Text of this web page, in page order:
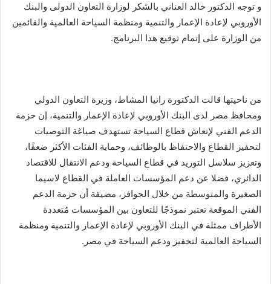
و توجه الدكتور خالد العناني بالشكر لوزارة التعاون الدولى والبنك
الأوروبي لإعادة الإعمار والتنمية ومنظمة السياحة العالمية والقائمين
من الوزارة على إتمام توقيع هذا البرنامج.
من ناحيتها قالت الدكتورة رانيا المشاط، وزيرة التعاون الدولي
ومحافظ مصر لدى البنك الأوروبي لإعادة الإعمار والتنمية، إن حزمة
الدعم الفني لإنعاش قطاع السياحة تستهدف صياغة التوصيات
لتحفيز القطاع والاحتفاظ بالوظائف، وحماية الفئات الأكثر ضعفًا،
وتعزيز سلاسل التوريد في قطاع السياحة ودعم الانتقال للاقتصاد
الدائري، فضلا عن دعم المؤسسات العاملة في القطاع لاسيما
الصغيرة والمتوسطة من خلال الحوافز، مضيفة أن حزمة الدعم
الفني الموقعة تعتبر نموذجًا للتعاون بين المؤسسات مُتعددة
الأطراف ممثلة في البنك الأوروبي لإعادة الإعمار والتنمية ومنظمة
السياحة العالمية لتحفيز ودعم السياحة في مصر.